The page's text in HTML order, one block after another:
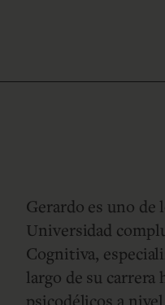
Gerardo es uno de
Universidad
Cognitiva,
largo de su carrera